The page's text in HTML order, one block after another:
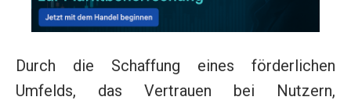
Durch die Schaffung eines förderlichen
Umfelds, das Vertrauen bei Nutzern,